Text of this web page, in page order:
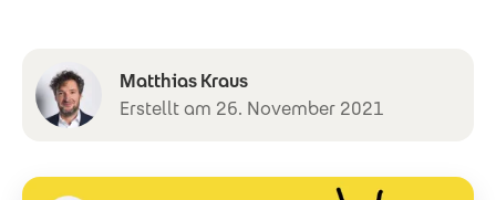
Matthias Kraus
Erstellt am 26. November 2021